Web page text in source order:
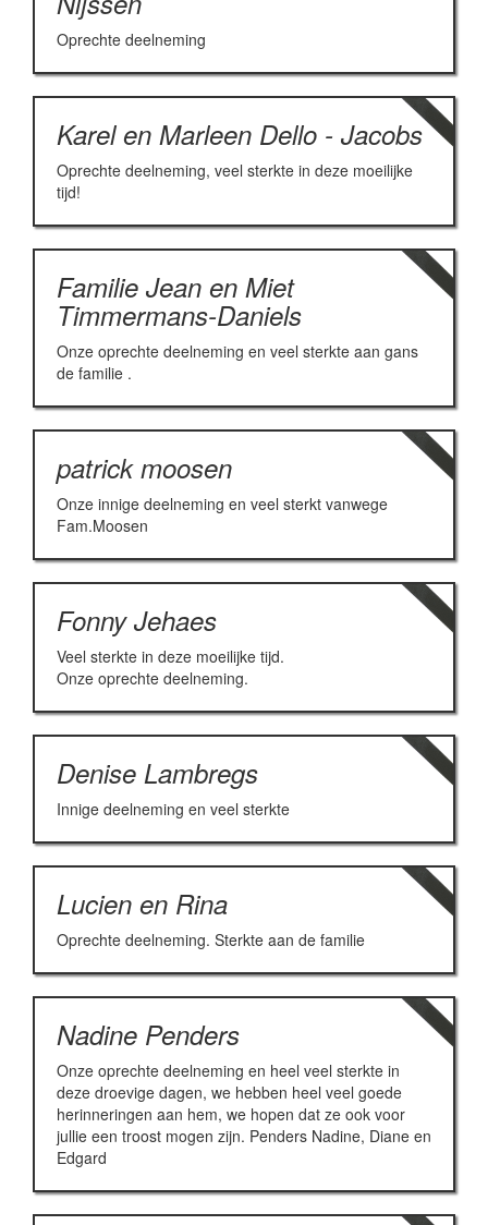
Oprechte deelneming
Karel en Marleen Dello - Jacobs
Oprechte deelneming, veel sterkte in deze moeilijke
tijd!
Familie Jean en Miet
Timmermans-Daniels
Onze oprechte deelneming en veel sterkte aan gans
de familie .
patrick moosen
Onze innige deelneming en veel sterkt vanwege
Fam.Moosen
Fonny Jehaes
Veel sterkte in deze moeilijke tijd.
Onze oprechte deelneming.
Denise Lambregs
Innige deelneming en veel sterkte
Lucien en Rina
Oprechte deelneming. Sterkte aan de familie
Nadine Penders
Onze oprechte deelneming en heel veel sterkte in
deze droevige dagen, we hebben heel veel goede
herinneringen aan hem, we hopen dat ze ook voor
jullie een troost mogen zijn. Penders Nadine, Diane en
Edgard